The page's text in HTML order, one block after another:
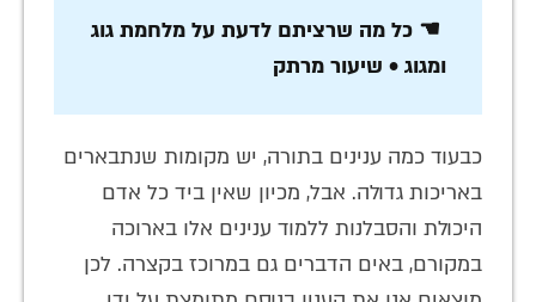
☚ כל מה שרציתם לדעת על מלחמת גוג
ומגוג • שיעור מרתק
כבעוד כמה ענינים בתורה, יש מקומות שנתבארים
באריכות גדולה. אבל, מכיון שאין ביד כל אדם
היכולת והסבלנות ללמוד ענינים אלו בארוכה
במקורם, באים הדברים גם במרוכז בקצרה. לכן